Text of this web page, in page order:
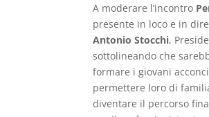
A moderare l’incontro
presente in loco e in
Antonio Stocchi,
sottolineando che
formare i giovani
permettere loro di
diventare il percorso